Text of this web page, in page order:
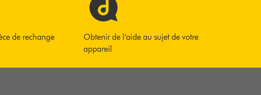
de rechange
Obtenir de l’aide au sujet de votre
appareil